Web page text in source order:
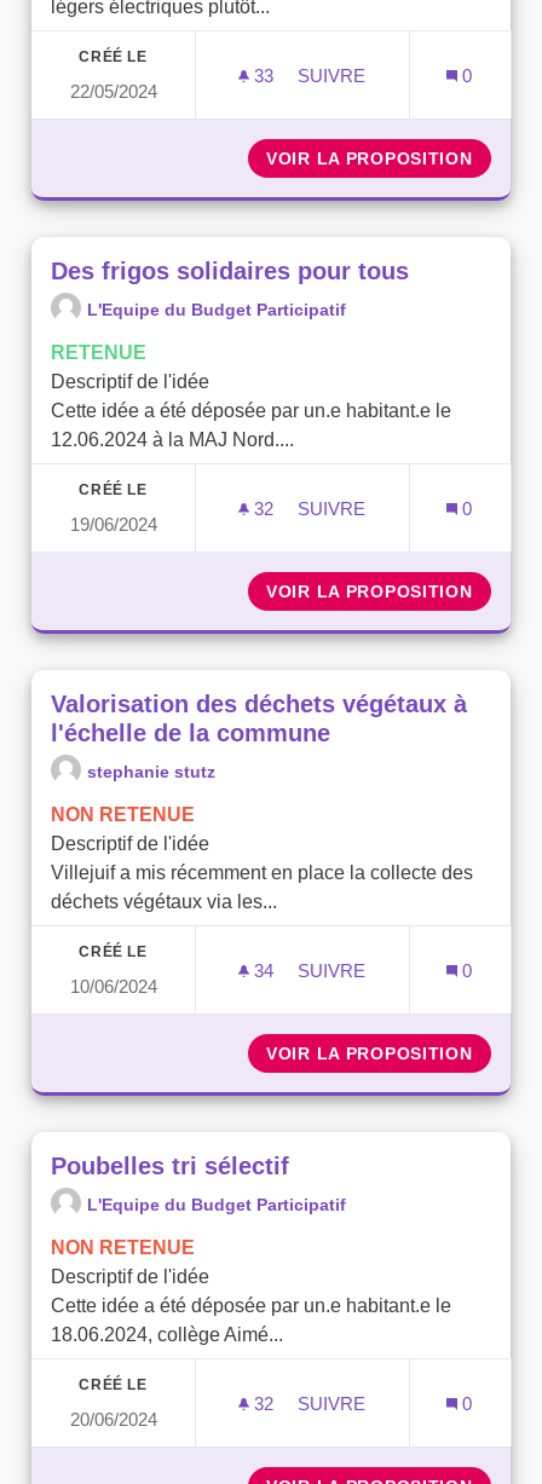
légers électriques plutôt...
CRÉÉ LE
22/05/2024
33 33 ABONNÉS
SUIVRE
0
VOIR LA PROPOSITION VÉLO
Des frigos solidaires pour tous
L'Equipe du Budget Participatif
RETENUE
Descriptif de l'idée
Cette idée a été déposée par un.e habitant.e le
12.06.2024 à la MAJ Nord....
CRÉÉ LE
19/06/2024
32 32 ABONNÉS
SUIVRE
0
VOIR LA PROPOSITION DES
Valorisation des déchets végétaux à
l'échelle de la commune
stephanie stutz
NON RETENUE
Descriptif de l'idée
Villejuif a mis récemment en place la collecte des
déchets végétaux via les...
CRÉÉ LE
10/06/2024
34 34 ABONNÉS
SUIVRE
0
VOIR LA PROPOSITION
Poubelles tri sélectif
L'Equipe du Budget Participatif
NON RETENUE
Descriptif de l'idée
Cette idée a été déposée par un.e habitant.e le
18.06.2024, collège Aimé...
CRÉÉ LE
20/06/2024
32 32 ABONNÉS
SUIVRE
0